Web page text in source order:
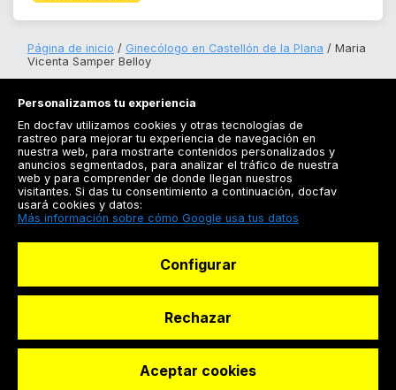
Página de inicio Ginecólogo en Castellón de la Plana
Maria
Vicenta Samper Belloy
Registrarse
Docfav
© Dashboard Technologies S.L
Personalizamos tu experiencia
En docfav utilizamos cookies y otras tecnologías de
rastreo para mejorar tu experiencia de navegación en
nuestra web, para mostrarte contenidos personalizados y
anuncios segmentados, para analizar el tráfico de nuestra
web y para comprender de donde llegan nuestros
visitantes. Si das tu consentimiento a continuación, docfav
usará cookies y datos:
Más información sobre cómo Google usa tus datos
Configurar
Rechazar
Aceptar cookies